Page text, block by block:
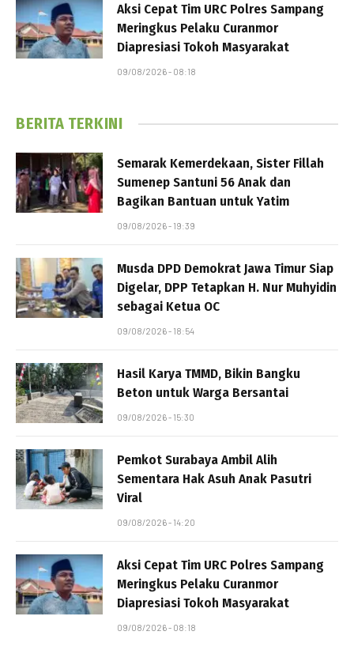
Aksi Cepat Tim URC Polres Sampang
Meringkus Pelaku Curanmor
Diapresiasi Tokoh Masyarakat
09/08/2026 - 08:18
BERITA TERKINI
Semarak Kemerdekaan, Sister Fillah
Sumenep Santuni 56 Anak dan
Bagikan Bantuan untuk Yatim
09/08/2026 - 19:39
Musda DPD Demokrat Jawa Timur Siap
Digelar, DPP Tetapkan H. Nur Muhyidin
sebagai Ketua OC
09/08/2026 - 18:54
Hasil Karya TMMD, Bikin Bangku
Beton untuk Warga Bersantai
09/08/2026 - 15:30
Pemkot Surabaya Ambil Alih
Sementara Hak Asuh Anak Pasutri
Viral
09/08/2026 - 14:20
Aksi Cepat Tim URC Polres Sampang
Meringkus Pelaku Curanmor
Diapresiasi Tokoh Masyarakat
09/08/2026 - 08:18